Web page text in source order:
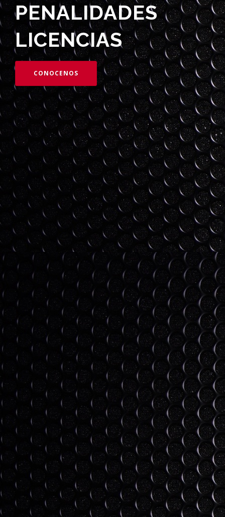
PENALIDADES
LICENCIAS
CONOCENOS